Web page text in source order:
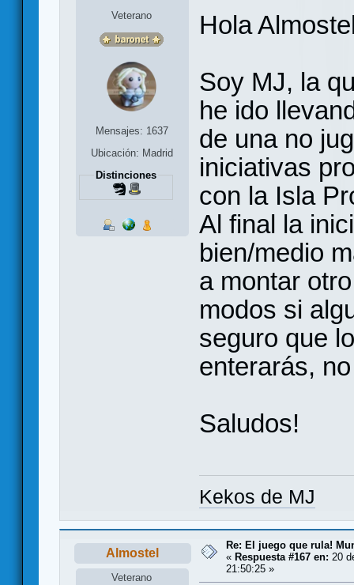
Veterano
Mensajes: 1637
Ubicación: Madrid
Distinciones
Hola
Soy MJ, la
he ido
de una no
iniciativas
con la Isla
Al final la
bien/medio
a montar
modos si
seguro que
enterarás,
Saludos!
Kekos de MJ
Almostel
Veterano
Re: El juego que rula!
« Respuesta #167 en: 20
21:50:25 »